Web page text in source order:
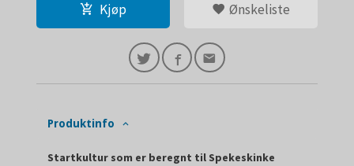
Kjøp Ønskeliste
Produktinfo
Startkultur som er beregnt til Spekeskinke